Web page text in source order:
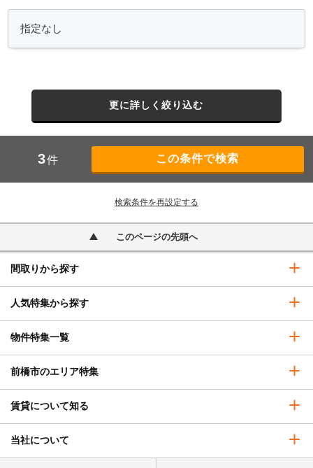
更に詳しく絞り込む
3件
検索条件を再設定する
このページの先頭へ
間取りから探す
人気特集から探す
物件特集一覧
前橋市のエリア特集
賃貸について知る
当社について